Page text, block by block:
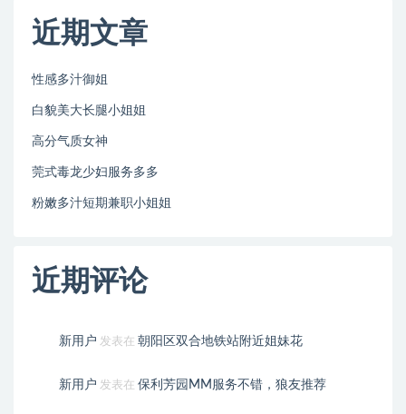
近期文章
性感多汁御姐
白貌美大长腿小姐姐
高分气质女神
莞式毒龙少妇服务多多
粉嫩多汁短期兼职小姐姐
近期评论
新用户 发表在 朝阳区双合地铁站附近姐妹花
新用户 发表在 保利芳园MM服务不错，狼友推荐